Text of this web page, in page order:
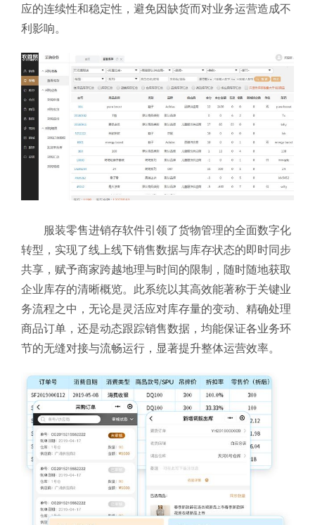
应的连续性和稳定性，避免因缺货而对业务运营造成不
利影响。
服装零售进销存软件引领了货物管理的全面数字化
转型，实现了线上线下销售数据与库存状态的即时同步
共享，赋予商家跨越地理与时间的限制，随时随地获取
企业库存的清晰概览。此系统以其高效能著称于关键业
务流程之中，无论是灵活应对库存量的变动、精确处理
商品订单，还是动态跟踪销售数据，均能保证各业务环
节的无缝对接与流畅运行，显著提升整体运营效率。